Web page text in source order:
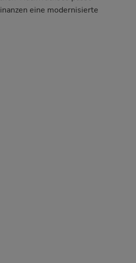
eine modernisierte